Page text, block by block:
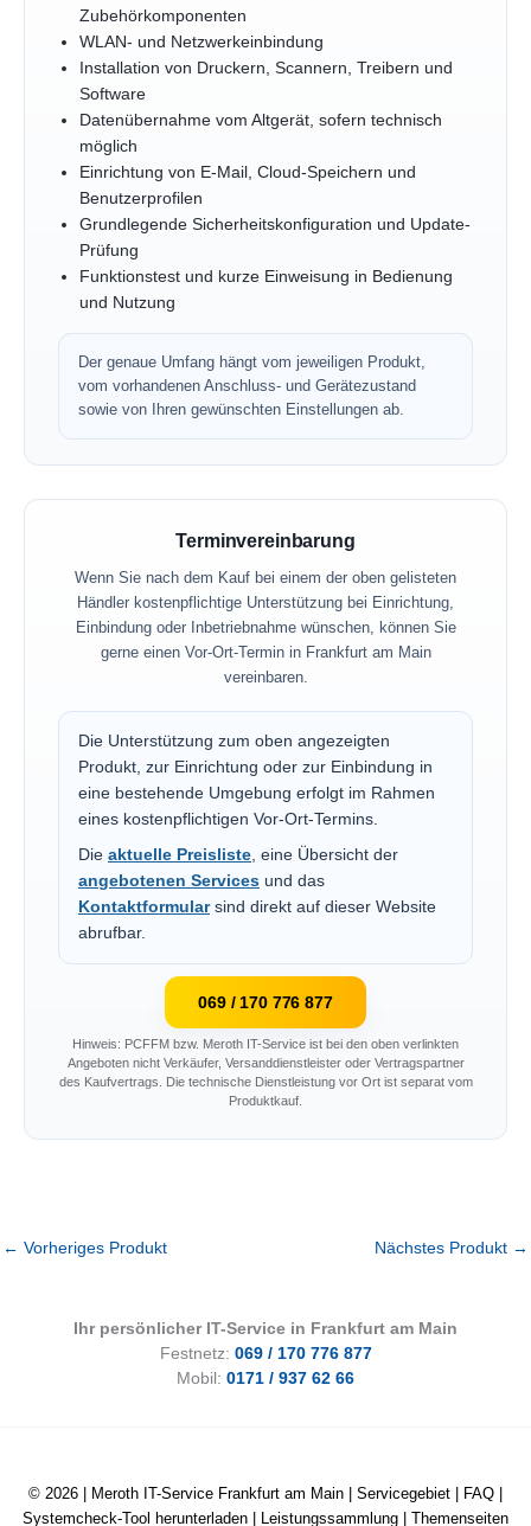
Zubehörkomponenten
WLAN- und Netzwerkeinbindung
Installation von Druckern, Scannern, Treibern und
Software
Datenübernahme vom Altgerät, sofern technisch
möglich
Einrichtung von E-Mail, Cloud-Speichern und
Benutzerprofilen
Grundlegende Sicherheitskonfiguration und Update-
Prüfung
Funktionstest und kurze Einweisung in Bedienung
und Nutzung
Der genaue Umfang hängt vom jeweiligen Produkt,
vom vorhandenen Anschluss- und Gerätezustand
sowie von Ihren gewünschten Einstellungen ab.
Terminvereinbarung
Wenn Sie nach dem Kauf bei einem der oben gelisteten
Händler kostenpflichtige Unterstützung bei Einrichtung,
Einbindung oder Inbetriebnahme wünschen, können Sie
gerne einen Vor-Ort-Termin in Frankfurt am Main
vereinbaren.
Die Unterstützung zum oben angezeigten
Produkt, zur Einrichtung oder zur Einbindung in
eine bestehende Umgebung erfolgt im Rahmen
eines kostenpflichtigen Vor-Ort-Termins.
Die aktuelle Preisliste , eine Übersicht der
angebotenen Services und das
Kontaktformularsind direkt auf dieser Website
abrufbar.
069 / 170 776 877
Hinweis: PCFFM bzw. Meroth IT-Service ist bei den oben verlinkten
Angeboten nicht Verkäufer, Versanddienstleister oder Vertragspartner
des Kaufvertrags. Die technische Dienstleistung vor Ort ist separat vom
Produktkauf.
← Vorheriges Produkt Nächstes Produkt →
Ihr persönlicher IT-Service in Frankfurt am Main
Festnetz: 069 / 170 776 877
Mobil: 0171 / 937 62 66
© 2026 | Meroth IT-Service Frankfurt am Main Servicegebiet FAQ
Systemcheck-Tool herunterladen
Leistungssammlung Themenseiten